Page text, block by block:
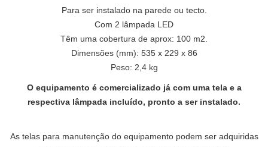
Para ser instalado na parede ou tecto.
Com 2 lâmpada LED
Têm uma cobertura de aprox: 100 m2.
Dimensões (mm): 535 x 229 x 86
Peso: 2,4 kg
O equipamento é comercializado já com uma tela e a
respectiva lâmpada incluído, pronto a ser instalado.
As telas para manutenção do equipamento podem ser adquiridas